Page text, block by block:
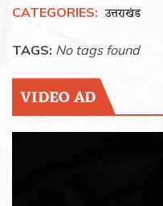
CATEGORIES: उत्तराखंड
TAGS: No tags found
VIDEO AD